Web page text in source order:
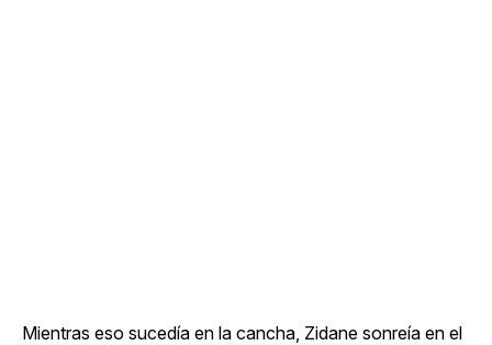
Mientras eso sucedía en la cancha, Zidane sonreía en el